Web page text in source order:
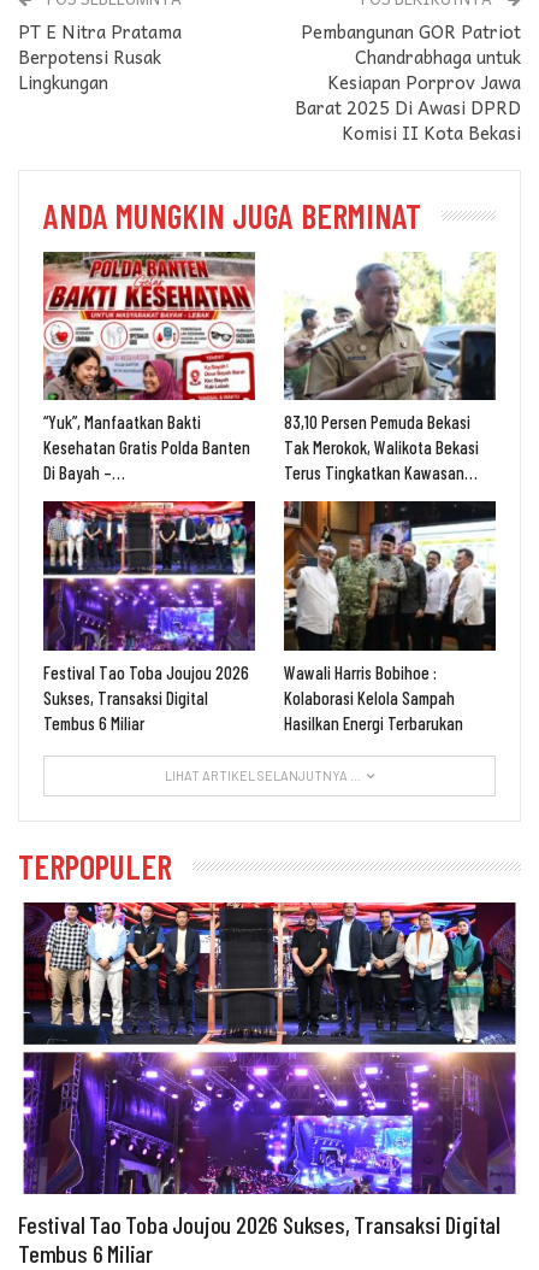
PT E Nitra Pratama
Berpotensi Rusak
Lingkungan
Pembangunan GOR Patriot
Chandrabhaga untuk
Kesiapan Porprov Jawa
Barat 2025 Di Awasi DPRD
Komisi II Kota Bekasi
ANDA MUNGKIN JUGA BERMINAT
“Yuk”, Manfaatkan Bakti
Kesehatan Gratis Polda Banten
Di Bayah –…
83,10 Persen Pemuda Bekasi
Tak Merokok, Walikota Bekasi
Terus Tingkatkan Kawasan…
Festival Tao Toba Joujou 2026
Sukses, Transaksi Digital
Tembus 6 Miliar
Wawali Harris Bobihoe :
Kolaborasi Kelola Sampah
Hasilkan Energi Terbarukan
LIHAT ARTIKEL SELANJUTNYA ...
TERPOPULER
Festival Tao Toba Joujou 2026 Sukses, Transaksi Digital
Tembus 6 Miliar